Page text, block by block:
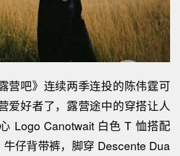
营吧》连续两季连投的陈伟霆可
爱好者了，露营途中的穿搭让人
Logo Canotwait 白色 T 恤搭配
仔背带裤，脚穿 Descente Dua